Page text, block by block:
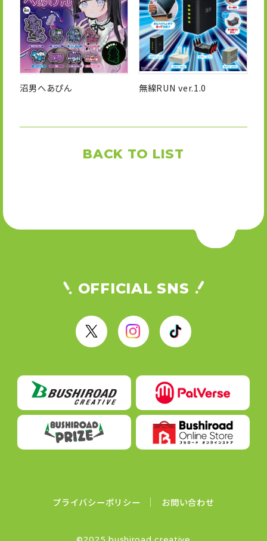
沼男へあぴん 無線RUN ver.1.0
BACK TO LIST
OFFICIAL SNS
X
a
m
T
k
プライバシーポリシー お問い合わせ
©2025 bushiroad creative